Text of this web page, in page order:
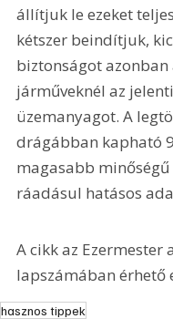
állítjuk le ezeket
kétszer beindítjuk,
biztonságot azonban
járműveknél az
üzemanyagot. A
drágábban kapható
magasabb
ráadásul hatásos
A cikk az
lapszámában érhető
hasznos tippek